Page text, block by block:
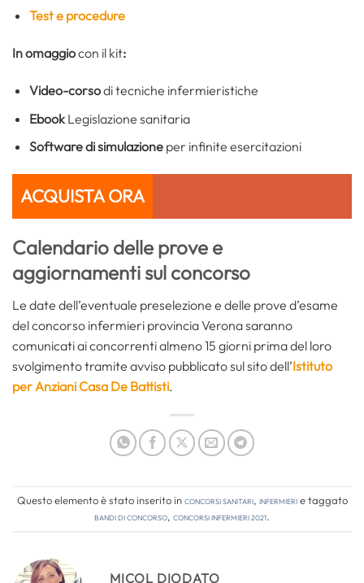
Test e procedure
In omaggiocon il kit:
Video-corsodi tecniche infermieristiche
Ebook Legislazione sanitaria
Software di simulazioneper infinite esercitazioni
ACQUISTA ORA
Calendario delle prove e
aggiornamenti sul concorso
Le date dell’eventuale preselezione e delle prove d’esame
del concorso infermieri provincia Verona saranno
comunicati ai concorrenti almeno 15 giorni prima del loro
svolgimento tramite avviso pubblicato sul sito dell’Istituto
per Anziani Casa De Battisti.
Questo elemento è stato inserito inConcorsi Sanitari, Infermierie taggato
bandi di concorso, concorsi infermieri 2021.
MICOL DIODATO